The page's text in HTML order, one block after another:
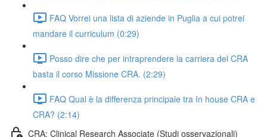
FAQ Vorrei una lista di aziende in Puglia a cui potrei
mandare il curriculum (0:29)
Posso dire che per intraprendere la carriera del CRA
basta il corso Missione CRA. (2:29)
FAQ Qual è la differenza principale tra In house CRA e
CRA? (2:14)
CRA: Clinical Research Associate (Studi osservazionali)